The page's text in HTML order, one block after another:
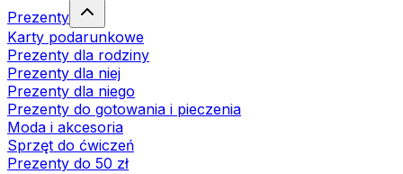
Prezenty
Karty podarunkowe
Prezenty dla rodziny
Prezenty dla niej
Prezenty dla niego
Prezenty do gotowania i pieczenia
Moda i akcesoria
Sprzęt do ćwiczeń
Prezenty do 50 zł